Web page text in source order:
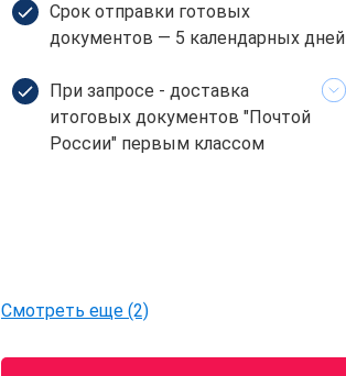
Срок отправки готовых
документов — 5 календарных дней
При запросе - доставка
итоговых документов "Почтой
России" первым классом
Смотреть еще (2)